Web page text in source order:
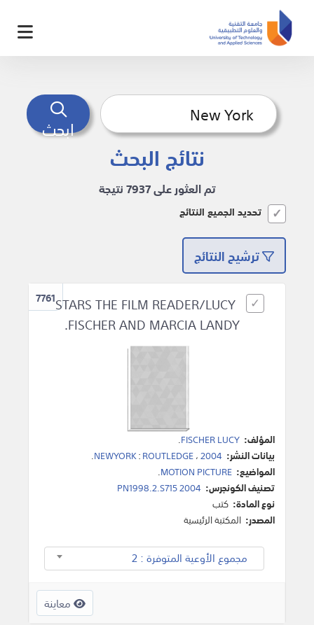
ابحث
نتائج البحث
تم العثور على 7937 نتيجة
تحديد الجميع النتائج
ترشيح النتائج
7761STARS THE FILM READER/LUCY
FISCHER AND MARCIA LANDY.
المؤلف: FISCHER LUCY
.
بيانات النشر:
NEWYORK:ROUTLEDGE،2004
.
المواضيع: MOTION PICTURE
.
تصنيف الكونجرس: PN1998.2.S715 2004
نوع المادة: كتب
المصدر: المكتبة الرئيسية
مجموع الأوعية المتوفرة : 2
معاينة